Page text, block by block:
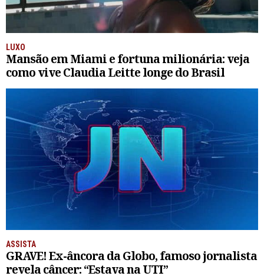
LUXO
Mansão em Miami e fortuna milionária: veja
como vive Claudia Leitte longe do Brasil
ASSISTA
GRAVE! Ex-âncora da Globo, famoso jornalista
revela câncer: “Estava na UTI”